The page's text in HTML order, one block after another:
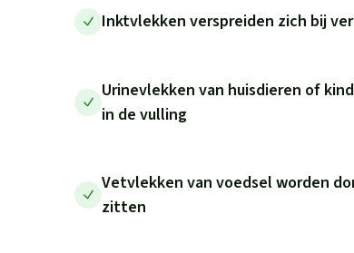
Inktvlekken verspreiden zich bij
Urinevlekken van huisdieren of
in de vulling
Vetvlekken van voedsel worden
zitten